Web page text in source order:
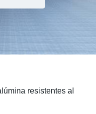
resistentes al